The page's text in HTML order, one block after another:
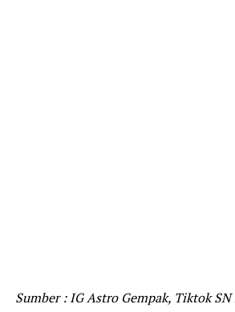
Sumber : IG Astro Gempak, Tiktok SN